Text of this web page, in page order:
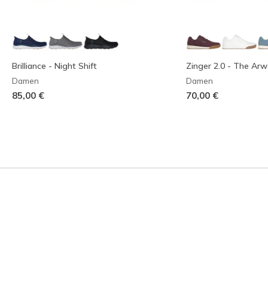
Brilliance - Night Shift
Damen
85,00 €
Zinger 2.0 - The
Damen
70,00 €